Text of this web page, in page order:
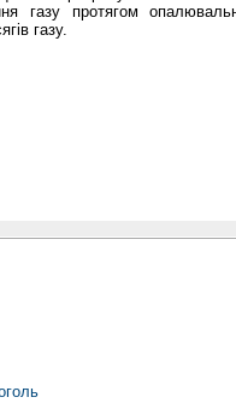
газу протягом
газу.